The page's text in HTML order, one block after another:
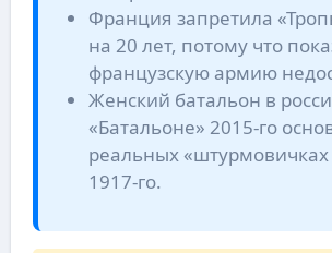
Франция запретила
на 20 лет, потому что
французскую армию
Женский батальон в
«Батальоне» 2015-го
реальных «штурмовичках
1917-го.